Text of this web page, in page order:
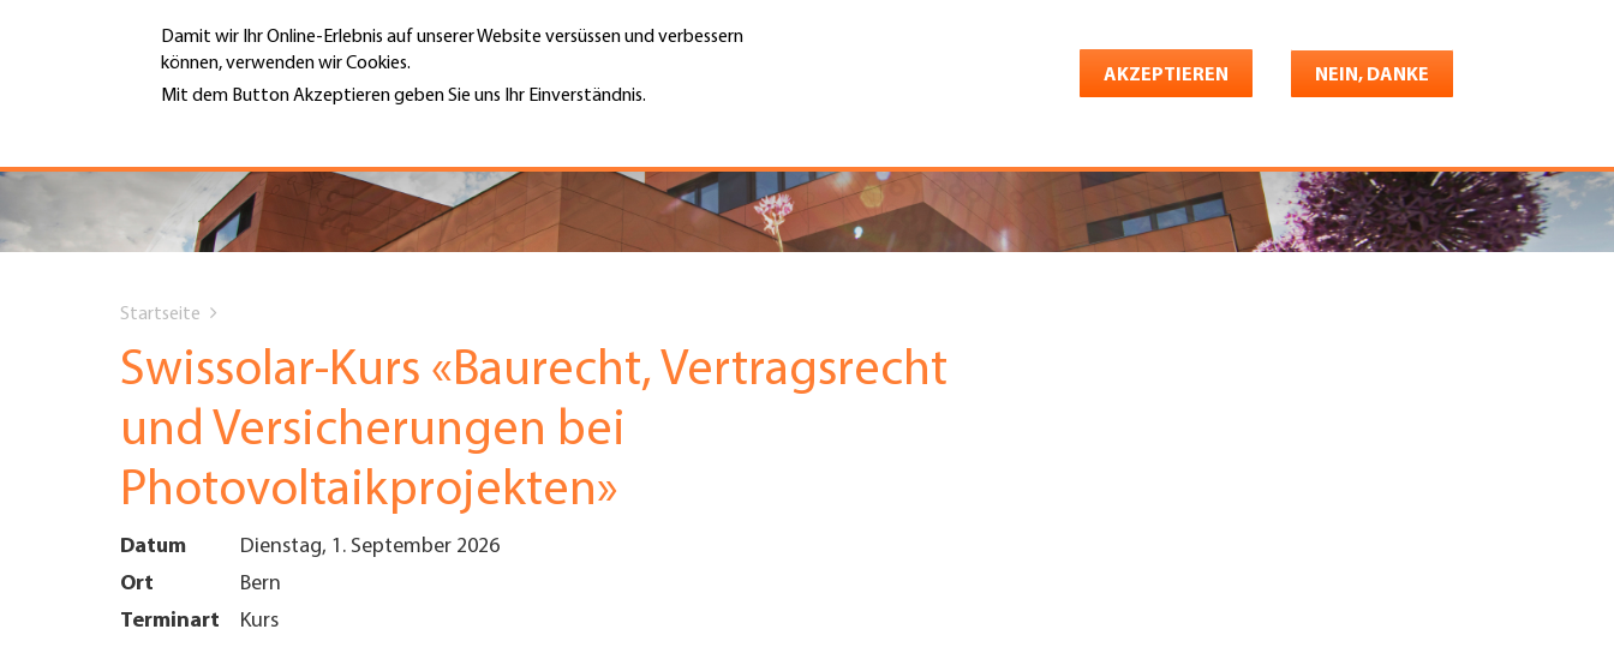
Damit wir Ihr Online-Erlebnis auf unserer Website versüssen und verbessern
können, verwenden wir Cookies.
Mit dem Button Akzeptieren geben Sie uns Ihr Einverständnis.
AKZEPTIEREN NEIN, DANKE
Hauptnavigation
PORTRÄT
DIENSTLEISTUNGEN
MITGLIEDSCHAFT
UNTERNEHMEN FINDEN
MENÜ
Top
Menu
Jobs & Karriere Shop Konto Deutsch
are
here
Startseite
Swissolar-Kurs «Baurecht, Vertragsrecht
und Versicherungen bei
Photovoltaikprojekten»
Datum
Dienstag, 1. September 2026
Ort
Bern
Terminart
Kurs